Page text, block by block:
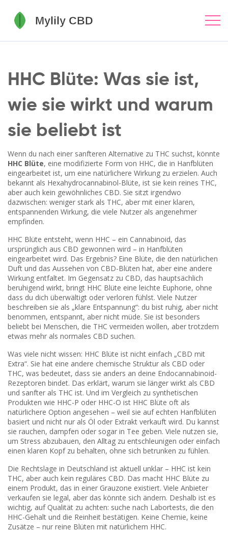
HHC Blüte: Was sie ist,
wie sie wirkt und warum
sie beliebt ist
Wenn du nach einer sanfteren Alternative zu THC suchst, könnte
HHC Blüte, eine modifizierte Form von HHC, die in Hanfblüten
eingearbeitet ist, um eine natürlichere Wirkung zu erzielen. Auch
bekannt als Hexahydrocannabinol-Blüte, ist sie kein reines THC,
aber auch kein gewöhnliches CBD. Sie sitzt irgendwo
dazwischen: weniger stark als THC, aber mit einer klaren,
entspannenden Wirkung, die viele Nutzer als angenehmer
empfinden.
HHC Blüte entsteht, wenn HHC – ein Cannabinoid, das
ursprünglich aus CBD gewonnen wird – in Hanfblüten
eingearbeitet wird. Das Ergebnis? Eine Blüte, die den natürlichen
Duft und das Aussehen von CBD-Blüten hat, aber eine andere
Wirkung entfaltet. Im Gegensatz zu CBD, das hauptsächlich
beruhigend wirkt, bringt HHC Blüte eine leichte Euphorie, ohne
dass du dich überwältigt oder verloren fühlst. Viele Nutzer
beschreiben sie als „klare Entspannung“: du bist ruhig, aber nicht
benommen, entspannt, aber nicht müde. Sie ist besonders
beliebt bei Menschen, die THC vermeiden wollen, aber trotzdem
etwas mehr als normales CBD suchen.
Was viele nicht wissen: HHC Blüte ist nicht einfach „CBD mit
Extra“. Sie hat eine andere chemische Struktur als CBD oder
THC, was bedeutet, dass sie anders an deine Endocannabinoid-
Rezeptoren bindet. Das erklärt, warum sie länger wirkt als CBD
und sanfter als THC ist. Und im Vergleich zu synthetischen
Produkten wie HHC-P oder HHC-O ist HHC Blüte oft als
natürlichere Option angesehen – weil sie auf echten Hanfblüten
basiert und nicht nur als Öl oder Extrakt verkauft wird. Du kannst
sie rauchen, dampfen oder sogar in Tee geben. Viele nutzen sie,
um Stress abzubauen, den Alltag zu entschleunigen oder einfach
einen klaren Kopf zu behalten, ohne sich betrunken zu fühlen.
Die Rechtslage in Deutschland ist aktuell unklar – HHC ist kein
THC, aber auch kein reguläres CBD. Das macht HHC Blüte zu
einem Produkt, das in einer Grauzone existiert. Viele Anbieter
verkaufen sie legal, aber das könnte sich ändern. Deshalb ist es
wichtig, auf Qualität zu achten: suche nach Labortests, die den
HHC-Gehalt und die Reinheit bestätigen. Keine Chemie, keine
Zusätze – nur reine Blüten mit natürlichem HHC.